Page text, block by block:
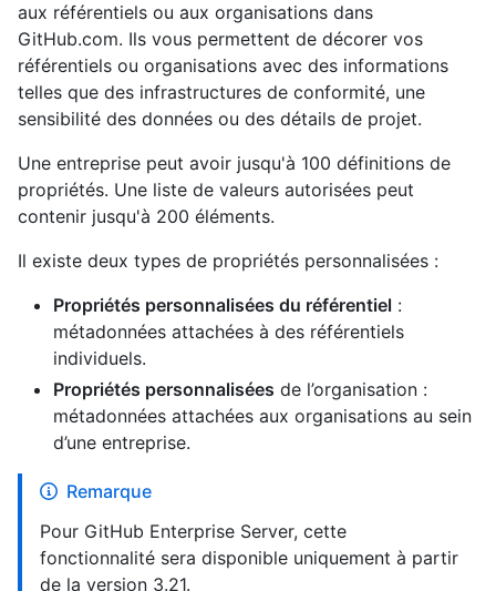
aux référentiels ou aux organisations dans
GitHub.com. Ils vous permettent de décorer vos
référentiels ou organisations avec des informations
telles que des infrastructures de conformité, une
sensibilité des données ou des détails de projet.
Une entreprise peut avoir jusqu'à 100 définitions de
propriétés. Une liste de valeurs autorisées peut
contenir jusqu'à 200 éléments.
Il existe deux types de propriétés personnalisées :
Propriétés personnalisées du référentiel :
métadonnées attachées à des référentiels
individuels.
Propriétés personnalisées de l’organisation :
métadonnées attachées aux organisations au sein
d’une entreprise.
Remarque
Pour GitHub Enterprise Server, cette
fonctionnalité sera disponible uniquement à partir
de la version 3.21.